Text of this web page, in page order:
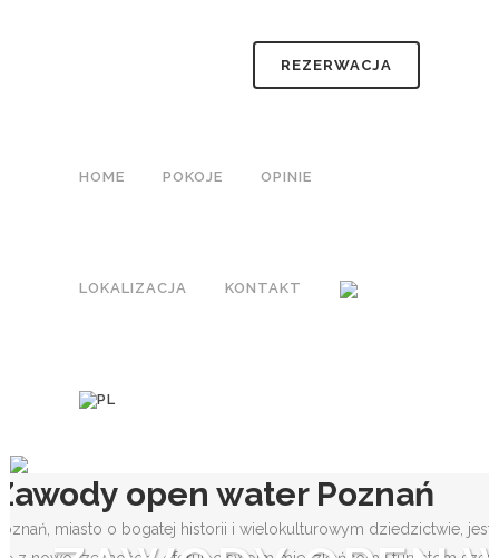
REZERWACJA
HOME POKOJE OPINIE
LOKALIZACJA KONTAKT
open water Poznań
miasto o bogatej historii i wielokulturowym dziedzictwie,